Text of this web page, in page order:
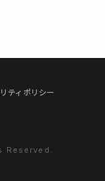
ティポリシー
Reserved.